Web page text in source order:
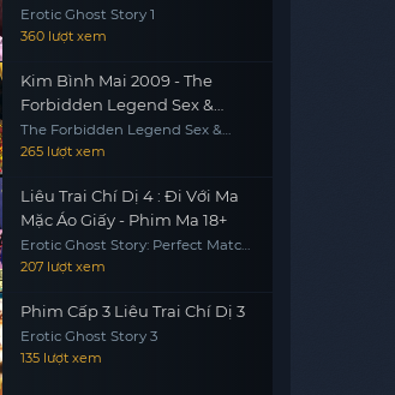
Erotic Ghost Story 1
360 lượt xem
Kim Bình Mai 2009 - The
Forbidden Legend Sex &
Chopsticks 2 (2009)
The Forbidden Legend Sex &
Chopsticks 2
265 lượt xem
Liêu Trai Chí Dị 4 : Đi Với Ma
Mặc Áo Giấy - Phim Ma 18+
Erotic Ghost Story: Perfect Match
1997
207 lượt xem
Phim Cấp 3 Liêu Trai Chí Dị 3
Erotic Ghost Story 3
135 lượt xem